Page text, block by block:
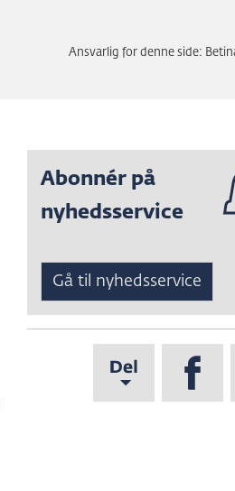
Ansvarlig for denne side:
Abonnér på
nyhedsservice
Gå til nyhedsservice